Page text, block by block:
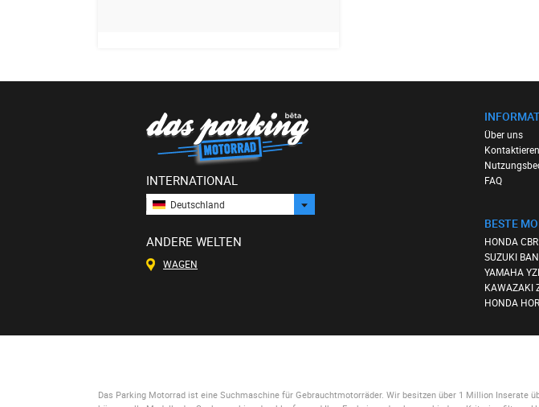
INTERNATIONAL
Deutschland
ANDERE WELTEN
WAGEN
Über uns
FAQ
BESTE
HONDA CBR
SUZUKI
YAMAHA
KAWAZAKI
HONDA
Das Parking Motorrad ist eine Suchmaschine für Gebrauchtmotorräder. Wir besitzen über 1 Million Inserate